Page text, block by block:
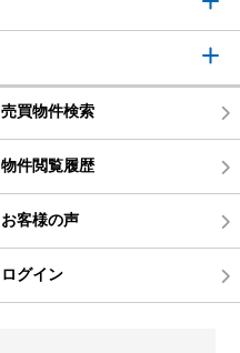
売買物件検索
物件閲覧履歴
お客様の声
ログイン